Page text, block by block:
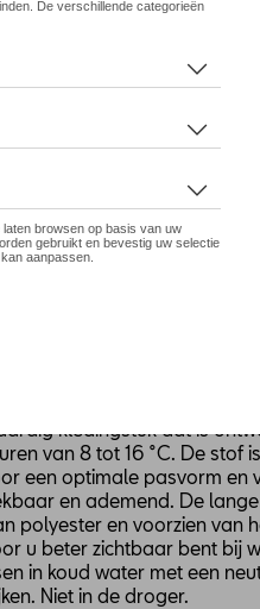
stock
uw dealer voor
kledingstuk dat is
van 8 tot 16 °C. De stof
een optimale pasvorm en
en ademend. De
polyester en voorzien van
u beter zichtbaar bent bij
in koud water met een
Niet in de droger.